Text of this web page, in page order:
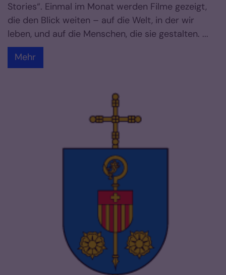
Stories“. Einmal im Monat werden Filme gezeigt,
die den Blick weiten – auf die Welt, in der wir
leben, und auf die Menschen, die sie gestalten. ...
Mehr